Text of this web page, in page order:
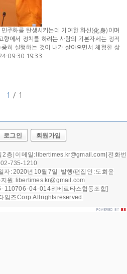
민주화를 탄생시키는데 기여한 화신(化身)이며
향에서 정치를 하려는 사람의 기본자세는 정직
히 실행하는 것이 내가 살아오면서 체험한 삶
09-30 19:33
1 / 1
로그인 회원가입
2층 | 이메일: libertimes.kr@gmail.com | 전화번
02-735-1210
: 2020년 10월 7일 |
발행/편집인 : 도희윤
지원: libertimes.kr@gmail.com
- 110706 - 04 - 014 리베르타스협동조합]
임즈 Corp. All rights reserved.